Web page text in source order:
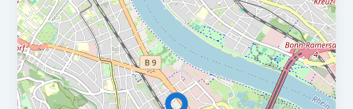
Steuerliche Unterstützung bei M&A‑Transaktionen,
insbesondere bei Due‑Diligence‑Prüfungen,
Vertragsverhandlungen und der steuerlichen Umsetzung
von Share‑ und Asset Deals